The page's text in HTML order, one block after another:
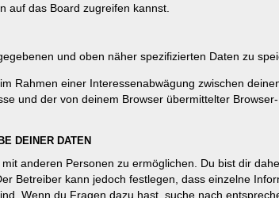
auf das Board zugreifen kannst.
und oben näher spezifizierten Daten zu
Rahmen einer Interessenabwägung zwischen
und der von deinem Browser übermittelter
DEINER DATEN
anderen Personen zu ermöglichen. Du bist dir
Betreiber kann jedoch festlegen, dass einzelne
Wenn du Fragen dazu hast, suche nach